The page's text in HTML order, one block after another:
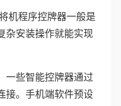
机程序控牌器一般是
杂安装操作就能实现
一些智能控牌器通过
接。手机端软件预设